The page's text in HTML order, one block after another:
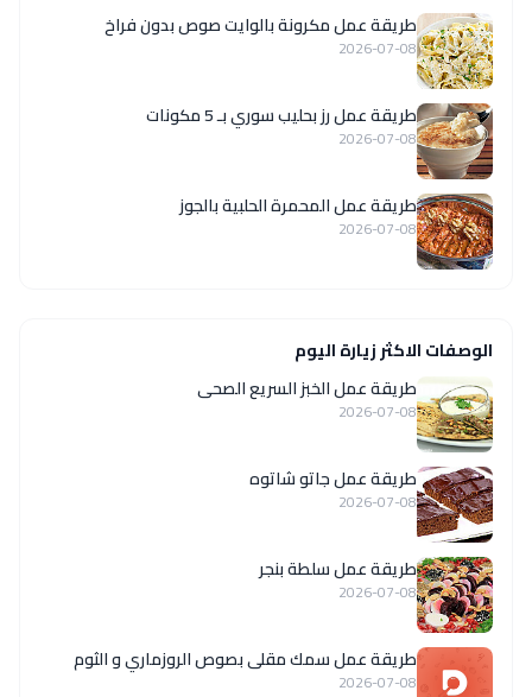
طريقة عمل مكرونة بالوايت صوص بدون فراخ
2026-07-08
طريقة عمل رز بحليب سوري بـ 5 مكونات
2026-07-08
طريقة عمل المحمرة الحلبية بالجوز
2026-07-08
الوصفات الاكثر زيارة اليوم
طريقة عمل الخبز السريع الصحى
2026-07-08
طريقة عمل جاتو شاتوه
2026-07-08
طريقة عمل سلطة بنجر
2026-07-08
طريقة عمل سمك مقلى بصوص الروزماري و الثوم
2026-07-08